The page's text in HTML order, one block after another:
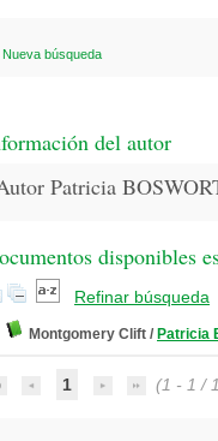
Nueva búsqueda
del autor
Patricia
disponibles
Refinar búsqueda
Montgomery Clift / Patricia
1 (1 - 1 /